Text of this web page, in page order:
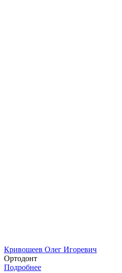
Кривошеев Олег Игоревич
Ортодонт
Подробнее